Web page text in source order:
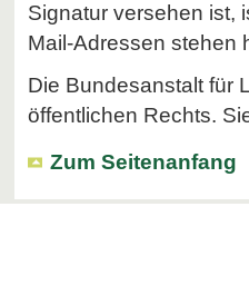
Signatur versehen ist,
Mail-Adressen stehen
Die Bundesanstalt für
öffentlichen Rechts.
Zum Seitenanfang